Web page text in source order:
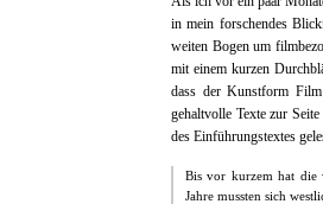
in mein forschendes
weiten Bogen um
mit einem kurzen
dass der Kunstform
gehaltvolle Texte zur
des Einführungstextes
Bis vor kurzem hat die
Jahre mussten sich